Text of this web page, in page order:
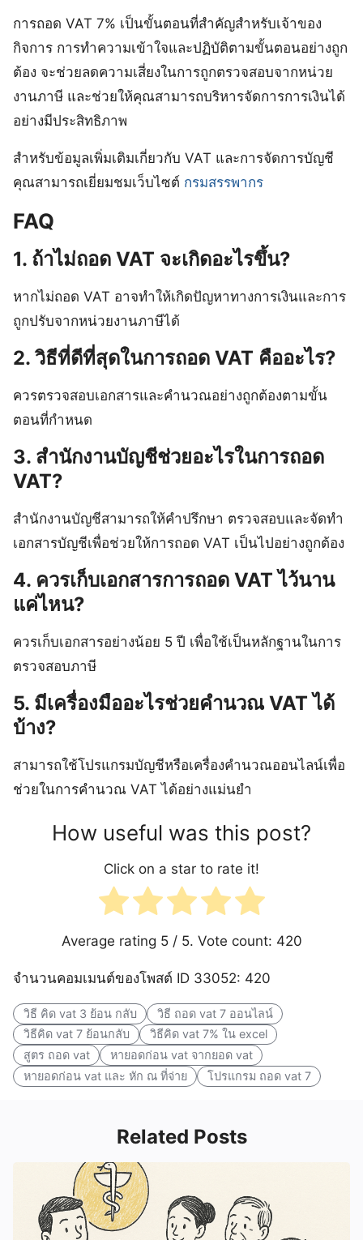
การถอด VAT 7% เป็นขั้นตอนที่สำคัญสำหรับเจ้าของ
กิจการ การทำความเข้าใจและปฏิบัติตามขั้นตอนอย่างถูก
ต้อง จะช่วยลดความเสี่ยงในการถูกตรวจสอบจากหน่วย
งานภาษี และช่วยให้คุณสามารถบริหารจัดการการเงินได้
อย่างมีประสิทธิภาพ
สำหรับข้อมูลเพิ่มเติมเกี่ยวกับ VAT และการจัดการบัญชี
คุณสามารถเยี่ยมชมเว็บไซต์ กรมสรรพากร
FAQ
1. ถ้าไม่ถอด VAT จะเกิดอะไรขึ้น?
หากไม่ถอด VAT อาจทำให้เกิดปัญหาทางการเงินและการ
ถูกปรับจากหน่วยงานภาษีได้
2. วิธีที่ดีที่สุดในการถอด VAT คืออะไร?
ควรตรวจสอบเอกสารและคำนวณอย่างถูกต้องตามขั้น
ตอนที่กำหนด
3. สำนักงานบัญชีช่วยอะไรในการถอด
VAT?
สำนักงานบัญชีสามารถให้คำปรึกษา ตรวจสอบและจัดทำ
เอกสารบัญชีเพื่อช่วยให้การถอด VAT เป็นไปอย่างถูกต้อง
4. ควรเก็บเอกสารการถอด VAT ไว้นาน
แค่ไหน?
ควรเก็บเอกสารอย่างน้อย 5 ปี เพื่อใช้เป็นหลักฐานในการ
ตรวจสอบภาษี
5. มีเครื่องมืออะไรช่วยคำนวณ VAT ได้
บ้าง?
สามารถใช้โปรแกรมบัญชีหรือเครื่องคำนวณออนไลน์เพื่อ
ช่วยในการคำนวณ VAT ได้อย่างแม่นยำ
How useful was this post?
Click on a star to rate it!
Average rating 5/ 5. Vote count: 420
จำนวนคอมเมนต์ของโพสต์ ID 33052: 420
วิธี คิด vat 3 ย้อน กลับ
วิธี ถอด vat 7 ออนไลน์
วิธีคิด vat 7 ย้อนกลับ
วิธีคิด vat 7% ใน excel
สูตร ถอด vat
หายอดก่อน vat จากยอด vat
หายอดก่อน vat และ หัก ณ ที่จ่าย
โปรแกรม ถอด vat 7
Related Posts